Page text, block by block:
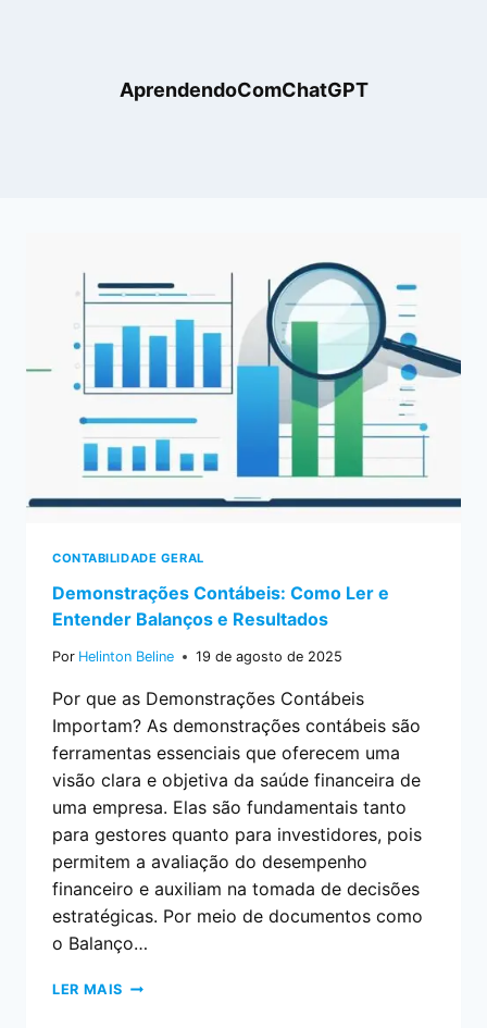
AprendendoComChatGPT
CONTABILIDADE GERAL
Demonstrações Contábeis: Como Ler e
Entender Balanços e Resultados
Por Helinton Beline 19 de agosto de 2025
Por que as Demonstrações Contábeis
Importam? As demonstrações contábeis são
ferramentas essenciais que oferecem uma
visão clara e objetiva da saúde financeira de
uma empresa. Elas são fundamentais tanto
para gestores quanto para investidores, pois
permitem a avaliação do desempenho
financeiro e auxiliam na tomada de decisões
estratégicas. Por meio de documentos como
o Balanço…
LER MAIS